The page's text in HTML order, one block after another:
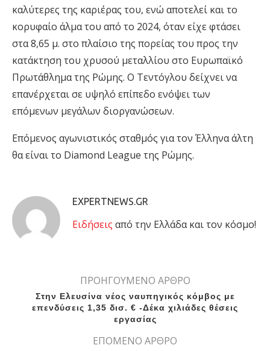
καλύτερες της καριέρας του, ενώ αποτελεί και το
κορυφαίο άλμα του από το 2024, όταν είχε φτάσει
στα 8,65 μ. στο πλαίσιο της πορείας του προς την
κατάκτηση του χρυσού μεταλλίου στο Ευρωπαϊκό
Πρωτάθλημα της Ρώμης. Ο Τεντόγλου δείχνει να
επανέρχεται σε υψηλό επίπεδο ενόψει των
επόμενων μεγάλων διοργανώσεων.
Επόμενος αγωνιστικός σταθμός για τον Έλληνα άλτη
θα είναι το Diamond League της Ρώμης.
EXPERTNEWS.GR
Eιδήσεις από την Ελλάδα και τον κόσμο!
ΠΡΟΗΓΟΥΜΕΝΟ ΑΡΘΡΟ
Στην Ελευσίνα νέος ναυπηγικός κόμβος με
επενδύσεις 1,35 δισ. € -Δέκα χιλιάδες θέσεις
εργασίας
ΕΠΟΜΕΝΟ ΑΡΘΡΟ